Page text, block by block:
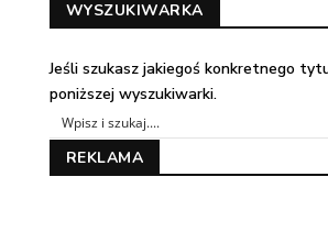
WYSZUKIWARKA
Jeśli szukasz jakiegoś konkretnego
poniższej wyszukiwarki.
REKLAMA